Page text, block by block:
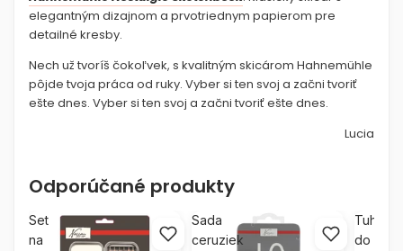
elegantným dizajnom a prvotriednym papierom pre
detailné kresby.
Nech už tvoríš čokoľvek, s kvalitným skicárom Hahnemühle
pôjde tvoja práca od ruky. Vyber si ten svoj a začni tvoriť
ešte dnes. Vyber si ten svoj a začni tvoriť ešte dnes.
Lucia
Odporúčané produkty
Set
na
Sada
ceruziek
Tuhy
do